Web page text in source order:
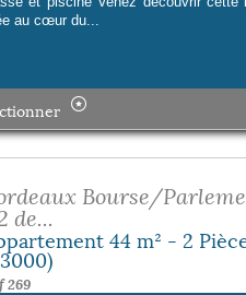
au cœur du...
Bourse/
de...
44 m² - 2
269